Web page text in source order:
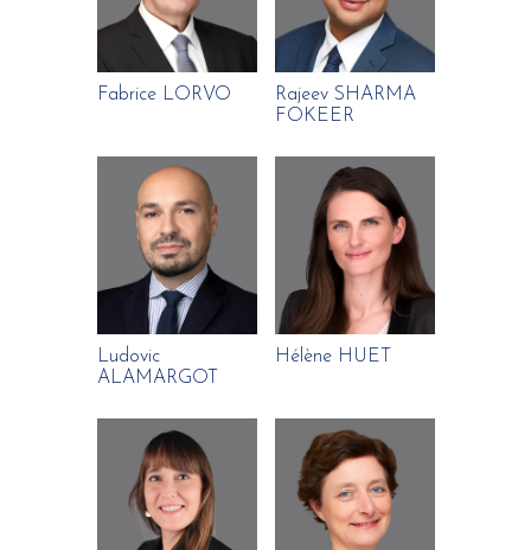
Fabrice LORVO
Rajeev SHARMA
FOKEER
Ludovic
ALAMARGOT
Hélène HUET